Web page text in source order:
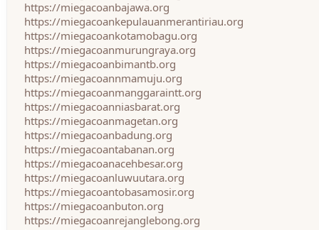
https://miegacoanbajawa.org
https://miegacoankepulauanmerantiriau.org
https://miegacoankotamobagu.org
https://miegacoanmurungraya.org
https://miegacoanbimantb.org
https://miegacoannmamuju.org
https://miegacoanmanggaraintt.org
https://miegacoanniasbarat.org
https://miegacoanmagetan.org
https://miegacoanbadung.org
https://miegacoantabanan.org
https://miegacoanacehbesar.org
https://miegacoanluwuutara.org
https://miegacoantobasamosir.org
https://miegacoanbuton.org
https://miegacoanrejanglebong.org